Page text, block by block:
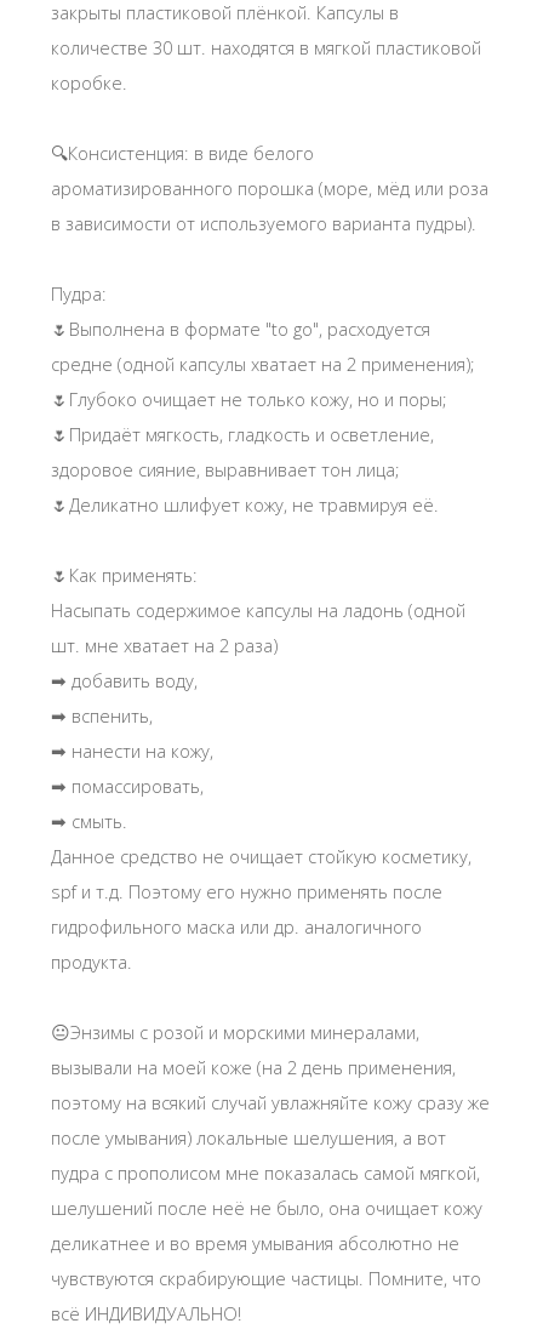
закрыты пластиковой плёнкой. Капсулы в
количестве 30 шт. находятся в мягкой пластиковой
коробке.
🔍Консистенция: в виде белого
ароматизированного порошка (море, мёд или роза
в зависимости от используемого варианта пудры).
Пудра:
🌷Выполнена в формате "to go", расходуется
средне (одной капсулы хватает на 2 применения);
🌷Глубоко очищает не только кожу, но и поры;
🌷Придаёт мягкость, гладкость и осветление,
здоровое сияние, выравнивает тон лица;
🌷Деликатно шлифует кожу, не травмируя её.
🌷Как применять:
Насыпать содержимое капсулы на ладонь (одной
шт. мне хватает на 2 раза)
➡ добавить воду,
➡ вспенить,
➡ нанести на кожу,
➡ помассировать,
➡ смыть.
Данное средство не очищает стойкую косметику,
spf и т.д. Поэтому его нужно применять после
гидрофильного маска или др. аналогичного
продукта.
😐Энзимы с розой и морскими минералами,
вызывали на моей коже (на 2 день применения,
поэтому на всякий случай увлажняйте кожу сразу же
после умывания) локальные шелушения, а вот
пудра с прополисом мне показалась самой мягкой,
шелушений после неё не было, она очищает кожу
деликатнее и во время умывания абсолютно не
чувствуются скрабирующие частицы. Помните, что
всё ИНДИВИДУАЛЬНО!